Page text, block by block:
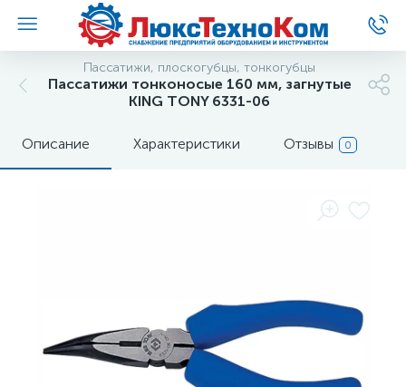
Пассатижи, плоскогубцы, тонкогубцы
Пассатижи тонконосые 160 мм, загнутые
KING TONY 6331-06
Описание Характеристики Отзывы 0